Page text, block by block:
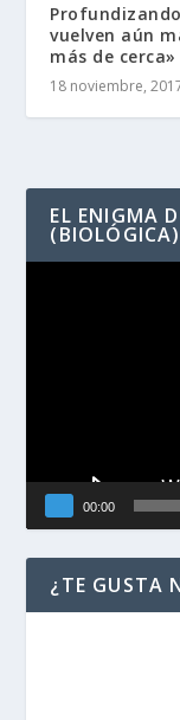
vuelven aún
más de cerca»
18 noviembre,
EL ENIGMA
(BIOLÓGICA)
00:00
¿TE GUSTA